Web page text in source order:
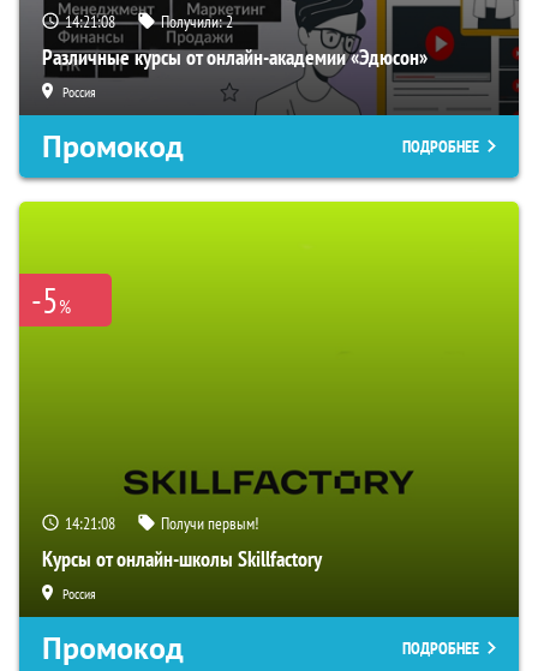
14:21:07 Получили:2
Различные курсы от онлайн-академии «Эдюсон»
Россия
Промокод ПОДРОБНЕЕ
-5%
14:21:07 Получи первым!
Курсы от онлайн-школы Skillfactory
Россия
Промокод ПОДРОБНЕЕ